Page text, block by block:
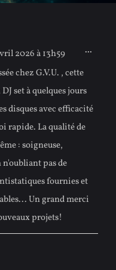
2026à13h59
chez G.V.U. , cette
set à quelques jours
disques avec efficacité
rapide. La qualité de
: soigneuse,
pas de
fournies et
Un grand merci
projets!
...